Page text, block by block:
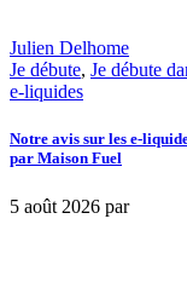
Julien Delhome
Je débute, Je débute
e-liquides
Notre avis sur les e-
par Maison Fuel
5 août 2026 par